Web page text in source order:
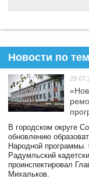
Новости по
В городском округе
обновлению
Народной программы.
Радумльский
проинспектировал
Михальков.